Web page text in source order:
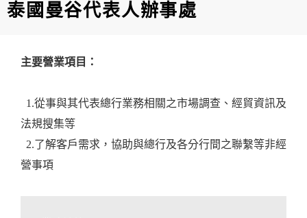
泰國曼谷代表人辦事處
主要營業項目：
1.從事與其代表總行業務相關之市場調查、經貿資訊及
法規搜集等
2.了解客戶需求，協助與總行及各分行間之聯繫等非經
營事項